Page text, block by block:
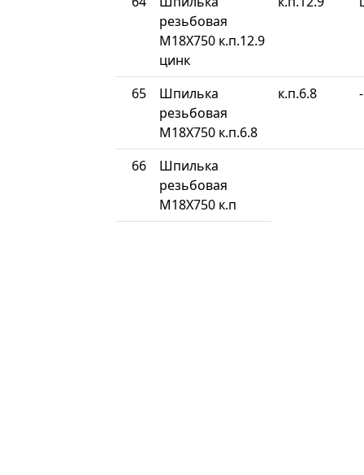
резьбовая
М18Х750 к.п.12.9
цинк
65
Шпилька
резьбовая
М18Х750 к.п.6.8
к.п.6.8 -
66
Шпилька
резьбовая
М18Х750 к.п